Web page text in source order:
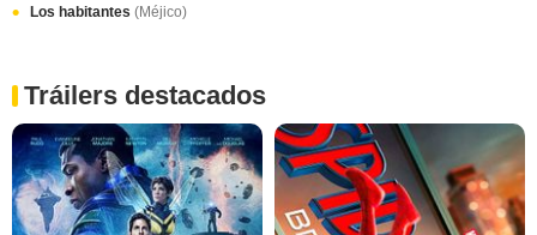
Los habitantes (Méjico)
Tráilers destacados